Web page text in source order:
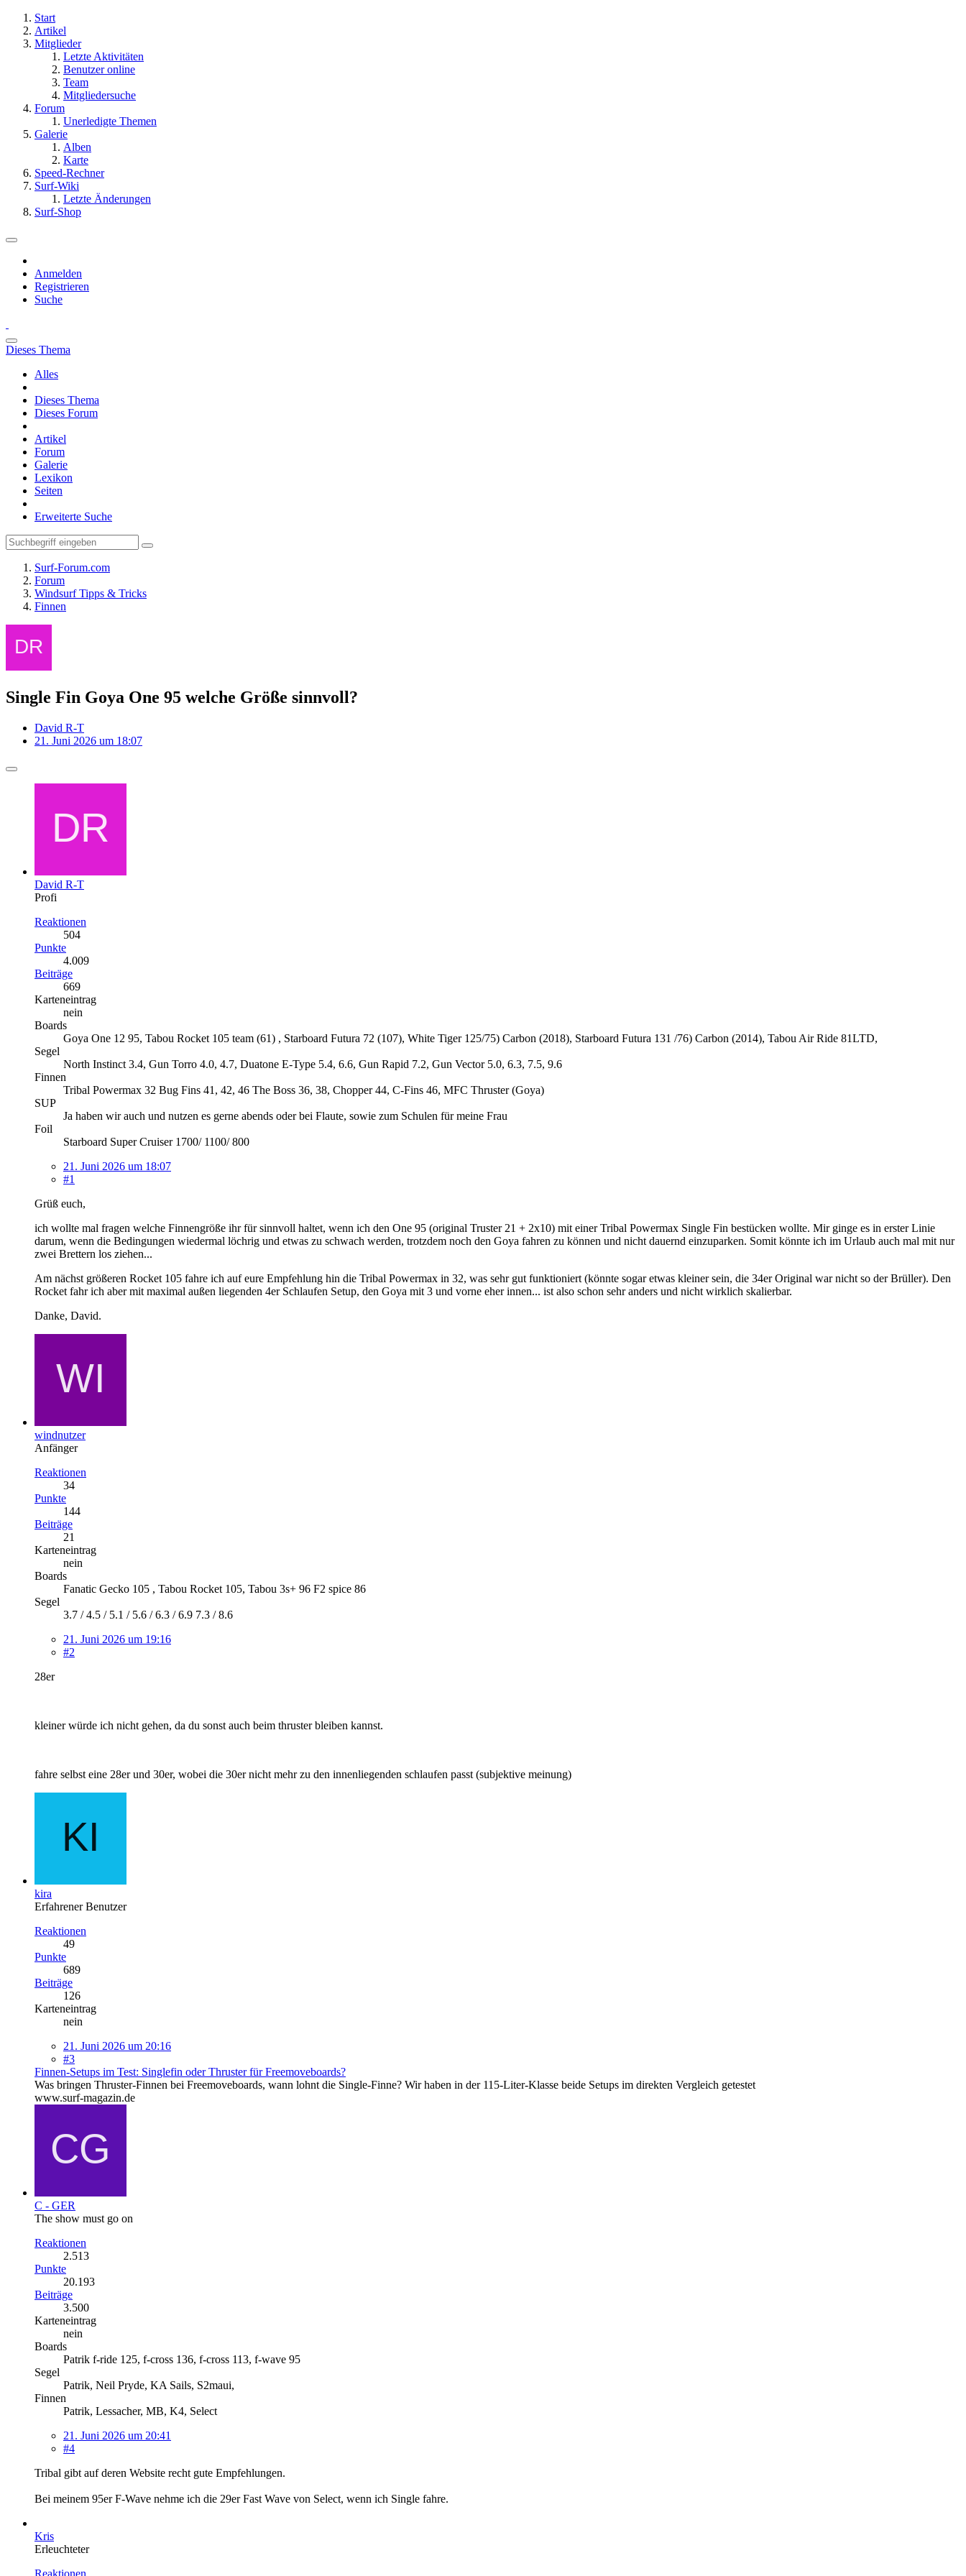
Start
Artikel
Mitglieder
Letzte Aktivitäten
Benutzer online
Team
Mitgliedersuche
Forum
Unerledigte Themen
Galerie
Alben
Karte
Speed-Rechner
Surf-Wiki
Letzte Änderungen
Surf-Shop
Anmelden
Registrieren
Suche
Dieses Thema
Alles
Dieses Thema
Dieses Forum
Artikel
Forum
Galerie
Lexikon
Seiten
Erweiterte Suche
Surf-Forum.com
Forum
Windsurf Tipps & Tricks
Finnen
Single Fin Goya One 95 welche Größe sinnvoll?
David R-T
21. Juni 2026 um 18:07
David R-T
Profi
Reaktionen
504
Punkte
4.009
Beiträge
669
Karteneintrag
nein
Boards
Goya One 12 95, Tabou Rocket 105 team (61) , Starboard Futura 72 (107), White Tiger 125/75) Carbon (2018), Starboard Futura 131 /76) Carbon (2014), Tabou Air Ride 81LTD,
Segel
North Instinct 3.4, Gun Torro 4.0, 4.7, Duatone E-Type 5.4, 6.6, Gun Rapid 7.2, Gun Vector 5.0, 6.3, 7.5, 9.6
Finnen
Tribal Powermax 32 Bug Fins 41, 42, 46 The Boss 36, 38, Chopper 44, C-Fins 46, MFC Thruster (Goya)
SUP
Ja haben wir auch und nutzen es gerne abends oder bei Flaute, sowie zum Schulen für meine Frau
Foil
Starboard Super Cruiser 1700/ 1100/ 800
21. Juni 2026 um 18:07
#1
Grüß euch,
ich wollte mal fragen welche Finnengröße ihr für sinnvoll haltet, wenn ich den One 95 (original Truster 21 + 2x10) mit einer Tribal Powermax Single Fin bestücken wollte. Mir ginge es in erster Linie
darum, wenn die Bedingungen wiedermal löchrig und etwas zu schwach werden, trotzdem noch den Goya fahren zu können und nicht dauernd einzuparken. Somit könnte ich im Urlaub auch mal mit nur
zwei Brettern los ziehen...
Am nächst größeren Rocket 105 fahre ich auf eure Empfehlung hin die Tribal Powermax in 32, was sehr gut funktioniert (könnte sogar etwas kleiner sein, die 34er Original war nicht so der Brüller). Den
Rocket fahr ich aber mit maximal außen liegenden 4er Schlaufen Setup, den Goya mit 3 und vorne eher innen... ist also schon sehr anders und nicht wirklich skalierbar.
Danke, David.
windnutzer
Anfänger
Reaktionen
34
Punkte
144
Beiträge
21
Karteneintrag
nein
Boards
Fanatic Gecko 105 , Tabou Rocket 105, Tabou 3s+ 96 F2 spice 86
Segel
3.7 / 4.5 / 5.1 / 5.6 / 6.3 / 6.9 7.3 / 8.6
21. Juni 2026 um 19:16
#2
28er
kleiner würde ich nicht gehen, da du sonst auch beim thruster bleiben kannst.
fahre selbst eine 28er und 30er, wobei die 30er nicht mehr zu den innenliegenden schlaufen passt (subjektive meinung)
kira
Erfahrener Benutzer
Reaktionen
49
Punkte
689
Beiträge
126
Karteneintrag
nein
21. Juni 2026 um 20:16
#3
Finnen-Setups im Test: Singlefin oder Thruster für Freemoveboards?
Was bringen Thruster-Finnen bei Freemoveboards, wann lohnt die Single-Finne? Wir haben in der 115-Liter-Klasse beide Setups im direkten Vergleich getestet
www.surf-magazin.de
C - GER
The show must go on
Reaktionen
2.513
Punkte
20.193
Beiträge
3.500
Karteneintrag
nein
Boards
Patrik f-ride 125, f-cross 136, f-cross 113, f-wave 95
Segel
Patrik, Neil Pryde, KA Sails, S2maui,
Finnen
Patrik, Lessacher, MB, K4, Select
21. Juni 2026 um 20:41
#4
Tribal gibt auf deren Website recht gute Empfehlungen.
Bei meinem 95er F-Wave nehme ich die 29er Fast Wave von Select, wenn ich Single fahre.
Kris
Erleuchteter
Reaktionen